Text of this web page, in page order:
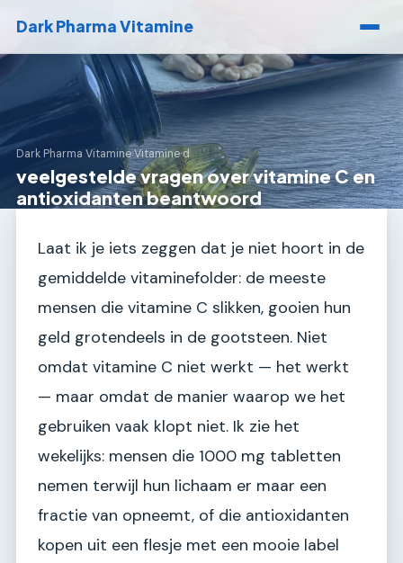
Dark Pharma Vitamine
Dark Pharma Vitamine›Vitamine d
veelgestelde vragen over vitamine C en
antioxidanten beantwoord
Laat ik je iets zeggen dat je niet hoort in de
gemiddelde vitaminefolder: de meeste
mensen die vitamine C slikken, gooien hun
geld grotendeels in de gootsteen. Niet
omdat vitamine C niet werkt — het werkt
— maar omdat de manier waarop we het
gebruiken vaak klopt niet. Ik zie het
wekelijks: mensen die 1000 mg tabletten
nemen terwijl hun lichaam er maar een
fractie van opneemt, of die antioxidanten
kopen uit een flesje met een mooie label